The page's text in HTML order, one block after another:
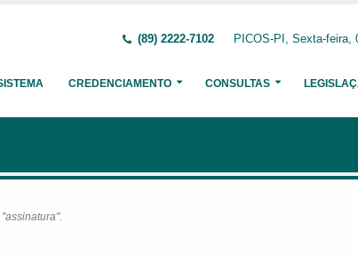
(89) 2222-7102 PICOS-PI, Sexta-feira,
CREDENCIAMENTO CONSULTAS